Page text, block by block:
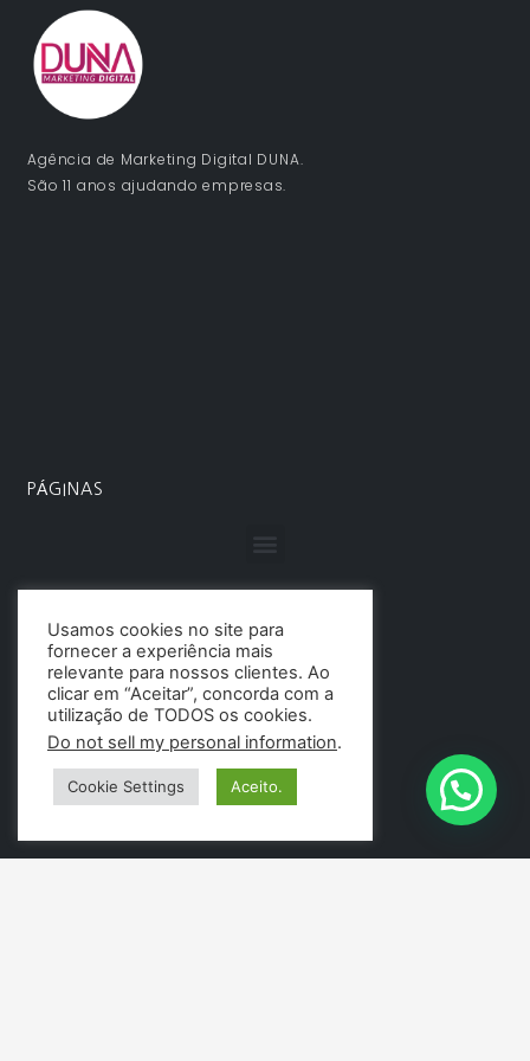
Agência de Marketing Digital DUNA.
São 11 anos ajudando empresas.
PÁGINAS
Usamos cookies no site para
fornecer a experiência mais
relevante para nossos clientes. Ao
clicar em “Aceitar”, concorda com a
utilização de TODOS os cookies.
Do not sell my personal information.
Cookie Settings Aceito.